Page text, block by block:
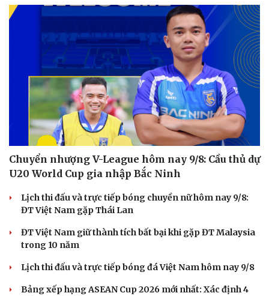
Du lịch
Tư vấn
check-in
Podcast
Câu chuyện thời sự
Cửa sổ tình yêu
Hạt giống tâm hồn
Chuyển nhượng V-League hôm nay 9/8: Cầu thủ dự
U20 World Cup gia nhập Bắc Ninh
Lịch thi đấu và trực tiếp bóng chuyền nữ hôm nay 9/8:
ĐT Việt Nam gặp Thái Lan
ĐT Việt Nam giữ thành tích bất bại khi gặp ĐT Malaysia
trong 10 năm
Lịch thi đấu và trực tiếp bóng đá Việt Nam hôm nay 9/8
Bảng xếp hạng ASEAN Cup 2026 mới nhất: Xác định 4